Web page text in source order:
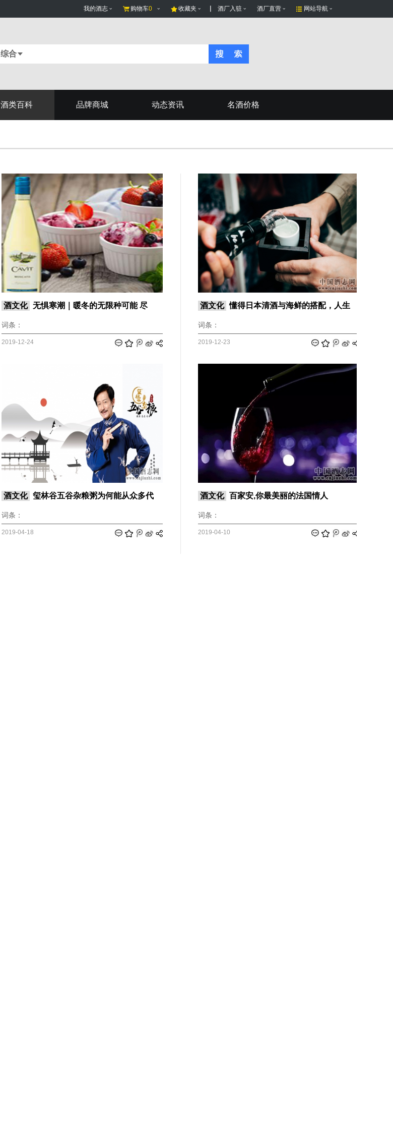
我的酒志 购物车0 收藏夹 酒厂入驻 酒厂直营 网站导航
综合
酒类百科 品牌商城 动态资讯 名酒价格
酒文化 无惧寒潮｜暖冬的无限种可能 尽
词条：
2019-12-24
酒文化 懂得日本清酒与海鲜的搭配，人生
词条：
2019-12-23
酒文化 玺林谷五谷杂粮粥为何能从众多代
词条：
2019-04-18
酒文化 百家安,你最美丽的法国情人
词条：
2019-04-10